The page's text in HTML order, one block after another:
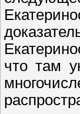
что там